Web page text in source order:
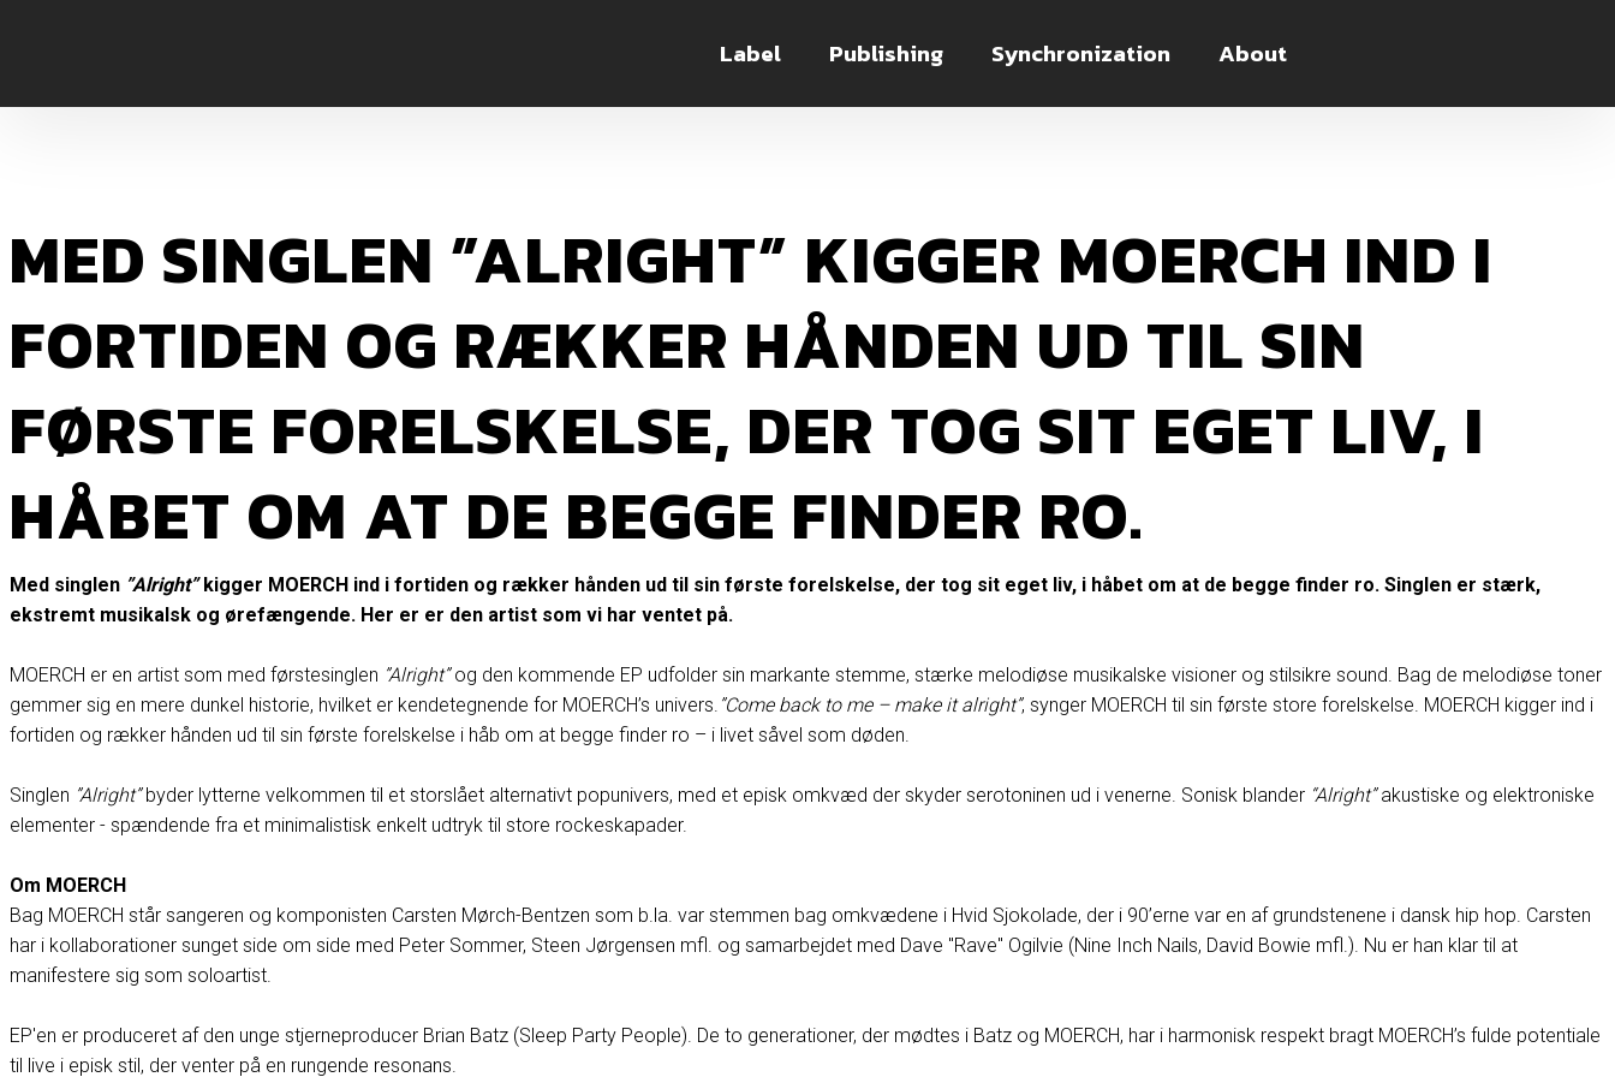
Label Publishing Synchronization About
MED SINGLEN ”ALRIGHT” KIGGER MOERCH IND I
FORTIDEN OG RÆKKER HÅNDEN UD TIL SIN
FØRSTE FORELSKELSE, DER TOG SIT EGET LIV, I
HÅBET OM AT DE BEGGE FINDER RO.
Med singlen ”Alright”kigger MOERCH ind i fortiden og rækker hånden ud til sin første forelskelse, der tog sit eget liv, i håbet om at de begge finder ro. Singlen er stærk,
ekstremt musikalsk og ørefængende. Her er er den artist som vi har ventet på.
MOERCH er en artist som med førstesinglen ”Alright”og den kommende EP udfolder sin markante stemme, stærke melodiøse musikalske visioner og stilsikre sound. Bag de melodiøse toner
gemmer sig en mere dunkel historie, hvilket er kendetegnende for MOERCH’s univers. ”Come back to me – make it alright”, synger MOERCH til sin første store forelskelse. MOERCH kigger ind i
fortiden og rækker hånden ud til sin første forelskelse i håb om at begge finder ro – i livet såvel som døden.
Singlen ”Alright”byder lytterne velkommen til et storslået alternativt popunivers, med et episk omkvæd der skyder serotoninen ud i venerne. Sonisk blander “Alright”akustiske og elektroniske
elementer - spændende fra et minimalistisk enkelt udtryk til store rockeskapader.
Om MOERCH
Bag MOERCH står sangeren og komponisten Carsten Mørch-Bentzen som b.la. var stemmen bag omkvædene i Hvid Sjokolade, der i 90’erne var en af grundstenene i dansk hip hop. Carsten
har i kollaborationer sunget side om side med Peter Sommer, Steen Jørgensen mfl. og samarbejdet med Dave "Rave" Ogilvie (Nine Inch Nails, David Bowie mfl.). Nu er han klar til at
manifestere sig som soloartist.
EP'en er produceret af den unge stjerneproducer Brian Batz (Sleep Party People). De to generationer, der mødtes i Batz og MOERCH, har i harmonisk respekt bragt MOERCH’s fulde potentiale
til live i episk stil, der venter på en rungende resonans.